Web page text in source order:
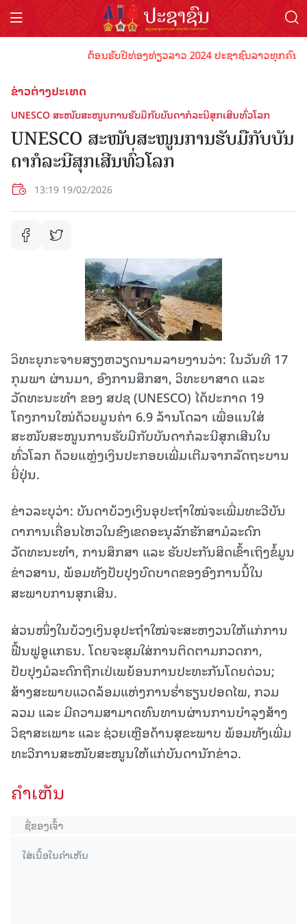
ຕ້ອນຮັບປີທ່ອງທ່ຽວລາວ 2024 ປະຊາຊົນລາວທຸກຄົນ
ຂ່າວຕ່າງປະເທດ
UNESCO ສະໜັບສະໜູນ​ການ​ຮັບ​ມື​ກັບ​ບັນ​ດາ​ກໍ​ລະ​ນີ​ສຸກ​ເສີນ​ທົ່ວ​ໂລກ
UNESCO ສະໜັບສະໜູນ​ການ​ຮັບ​ມື​ກັບ​ບັນ​
ດາ​ກໍ​ລະ​ນີ​ສຸກ​ເສີນ​ທົ່ວ​ໂລກ
13:19 19/02/2026
ວິທະຍຸກະຈາຍສຽງຫວຽດນາມລາຍງານວ່າ: ໃນວັນທີ 17
ກຸມພາ ຜ່ານມາ, ອົງການສຶກສາ, ວິທະຍາສາດ ແລະ
ວັດທະນະທຳ ຂອງ ສປຊ (UNESCO) ໄດ້ປະກາດ 19
ໂຄງການໃໝ່ດ້ວຍມູນຄ່າ 6.9 ລ້ານໂດລາ ເພື່ອແນໃສ່
ສະໜັບສະໜູນການຮັບມືກັບບັນດາກໍລະນີສຸກເສີນໃນ
ທົ່ວໂລກ ດ້ວຍແຫຼ່ງເງິນປະກອບເພີ່ມເຕີມຈາກລັດຖະບານ
ຍີ່ປຸ່ນ.
ຂ່າວລະບຸວ່າ: ບັນດາບ້ວງເງິນອຸປະຖຳໃໝ່ຈະເພີ່ມທະວີບັນ
ດາການເຄື່ອນໄຫວໃນຂົງເຂດອະນຸລັກຮັກສາມໍລະດົກ
ວັດທະນະທຳ, ການສຶກສາ ແລະ ຮັບປະກັນສິດເຂົ້າເຖິງຂໍ້ມູນ
ຂ່າວສານ, ພ້ອມທັງປັບປຸງບົດບາດຂອງອົງການນີ້ໃນ
ສະພາບການສຸກເສີນ.
ສ່ວນໜຶ່ງໃນບ້ວງເງິນອຸປະຖຳໃໝ່ຈະສະຫງວນໃຫ້ແກ່ການ
ຟື້ນຟູອູແກຣນ. ໂດຍຈະສຸມໃສ່ການຕິດຕາມກວດກາ,
ປັບປຸງມໍລະດົກຖືກເປ່ເພຍ້ອນການປະທະກັນໂດຍດ່ວນ;
ສ້າງສະພາບແວດລ້ອມແຫ່ງການຮ່ຳຮຽນປອດໄພ, ກວມ
ລວມ ແລະ ມີຄວາມສາມາດທົນທານຜ່ານການບຳລຸງສ້າງ
ວິຊາສະເພາະ ແລະ ຊ່ວຍເຫຼືອດ້ານສຸຂະພາບ ພ້ອມທັງເພີ່ມ
ທະວີການສະໜັບສະໜູນໃຫ້ແກ່ບັນດານັກຂ່າວ.
ຄໍາເຫັນ